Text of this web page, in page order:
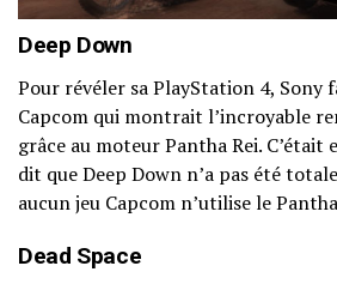
Deep Down
Pour révéler sa PlayStation 4, Sony
Capcom qui montrait l’incroyable
grâce au moteur Pantha Rei. C’était
dit que Deep Down n’a pas été
aucun jeu Capcom n’utilise le
Dead Space